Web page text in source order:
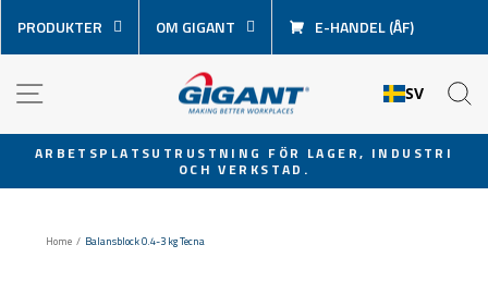
över
innehåll
PRODUKTER OM GIGANT E-HANDEL (ÅF)
SV
Pausa
ARBETSPLATSUTRUSTNING FÖR LAGER, INDUSTRI
OCH VERKSTAD.
Home / Balansblock 0.4-3 kg Tecna